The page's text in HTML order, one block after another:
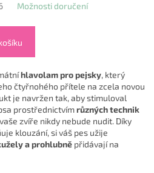
Možnosti doručení
hlavolam pro pejsky, který
čtyřnohého přítele na zcela novou
je navržen tak, aby stimuloval
prostřednictvímrůzných technik
zvíře nikdy nebude nudit. Díky
klouzání, si váš pes užije
a prohlubně přidávají na